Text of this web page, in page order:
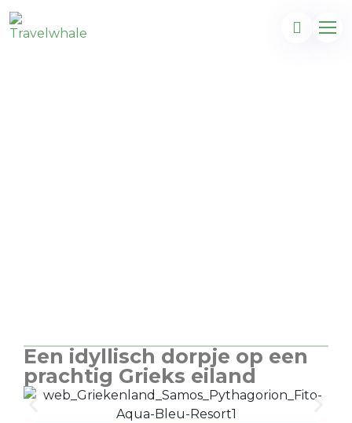
Een idyllisch dorpje op een
prachtig Grieks eiland